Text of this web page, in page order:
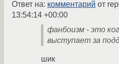
Ответ на: комментарий от
13:54:14 +00:00
фанбоизм - это
выступает за
шик